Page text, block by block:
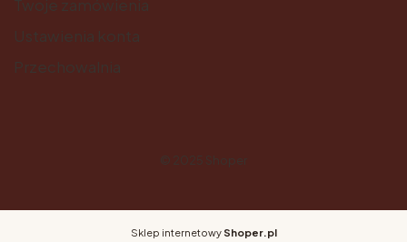
Sklep internetowy Shoper.pl